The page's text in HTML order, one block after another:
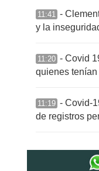
11:41 -
y la
11:20 - Covid
quienes
11:19 - Covid-
de registros